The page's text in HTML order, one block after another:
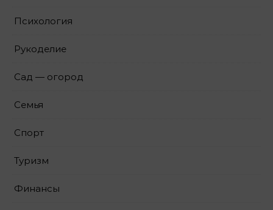
Психология
Рукоделие
Сад — огород
Семья
Спорт
Туризм
Финансы